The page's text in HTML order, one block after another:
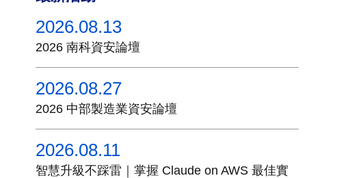
2026.08.13
2026 南科資安論壇
2026.08.27
2026 中部製造業資安論壇
2026.08.11
智慧升級不踩雷｜掌握 Claude on AWS 最佳實